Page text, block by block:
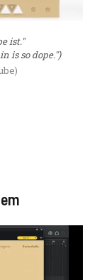
ist."
is so dope.")